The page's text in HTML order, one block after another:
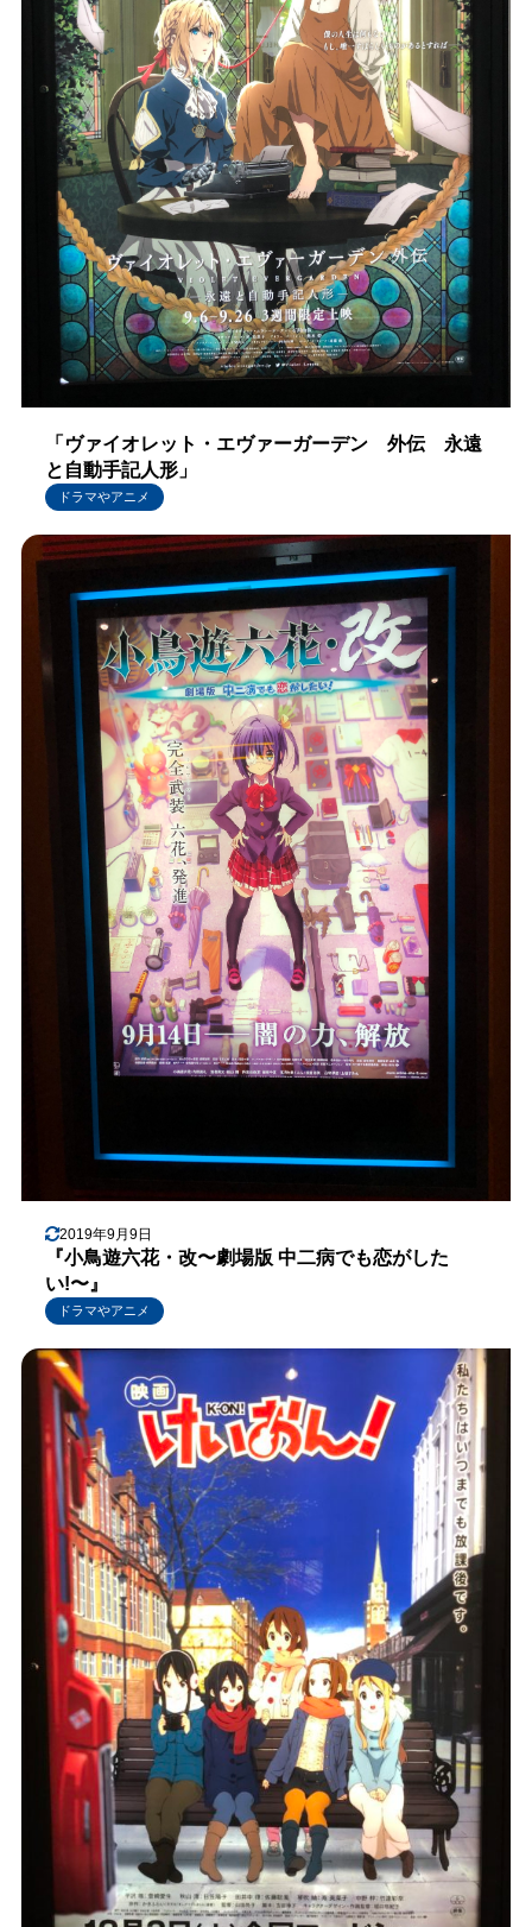
「ヴァイオレット・エヴァーガーデン 外伝 永遠
と自動手記人形」
ドラマやアニメ
2019年9月9日
『小鳥遊六花・改〜劇場版 中二病でも恋がした
い!〜』
ドラマやアニメ